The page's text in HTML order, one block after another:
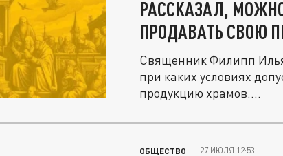
РАССКАЗАЛ,
ПРОДАВАТЬ СВОЮ
Священник Филипп
при каких условиях
продукцию храмов....
ОБЩЕСТВО 27 ИЮЛЯ 12:53